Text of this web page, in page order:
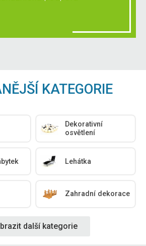
KATEGORIE
Dekorativní
osvětlení
Lehátka
Zahradní dekorace
další kategorie